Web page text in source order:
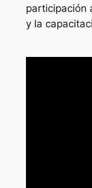
participación
y la